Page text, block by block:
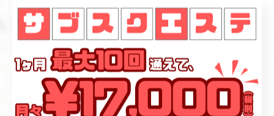
最近の投稿
2026/07/04
耳つぼジュエリー講座と資格の信頼性を徹底解説